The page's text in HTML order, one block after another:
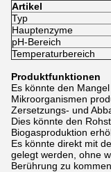
Artikel
Typ
Hauptenzyme
pH-Bereich
Temperaturbereich
Produktfunktionen
Es könnte den
Mikroorganismen
Zersetzungs- und
Dies könnte den
Biogasproduktion
Es könnte direkt mit
gelegt werden, ohne
Berührung zu kommen.